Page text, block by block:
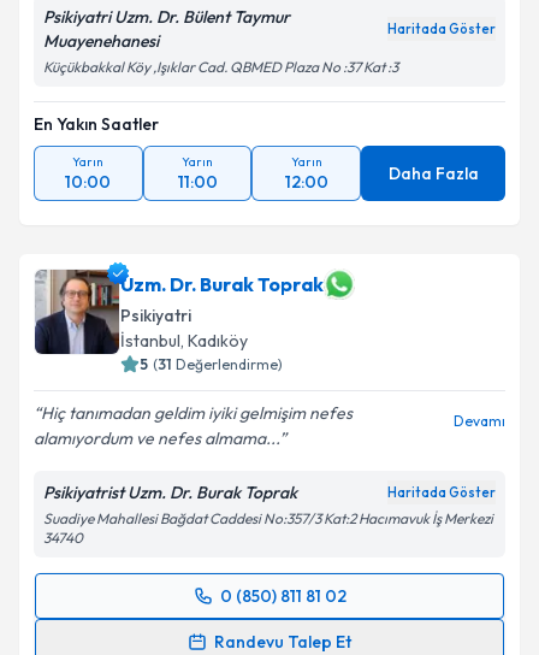
Psikiyatri Uzm. Dr. Bülent Taymur
Muayenehanesi
Haritada Göster
Küçükbakkal Köy ,Işıklar Cad. QBMED Plaza No :37 Kat :3
En Yakın Saatler
Yarın
10:00
Yarın
11:00
Yarın
12:00 Daha Fazla
Uzm. Dr. Burak Toprak
Psikiyatri
İstanbul, Kadıköy
5 (31 Değerlendirme)
Hiç tanımadan geldim iyiki gelmişim nefes
alamıyordum ve nefes almama...
Devamı
Psikiyatrist Uzm. Dr. Burak Toprak Haritada Göster
Suadiye Mahallesi Bağdat Caddesi No:357/3 Kat:2 Hacımavuk İş Merkezi
34740
0 (850) 811 81 02
Randevu Talep Et
Randevu Takvimi Talebi